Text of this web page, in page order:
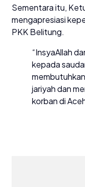
Sementara itu,
mengapresiasi
PKK Belitung.
“InsyaAllah
kepada
jariyah dan
korban di